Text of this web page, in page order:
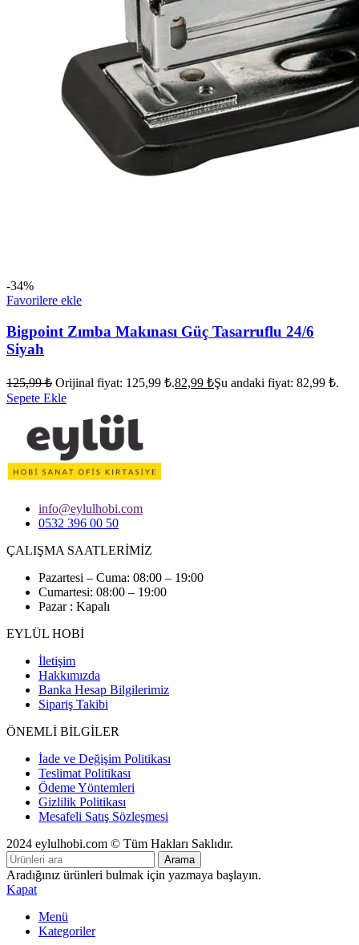
-34%
Favorilere ekle
Bigpoint Zımba Makınası Güç Tasarruflu 24/6
Siyah
125,99₺ Orijinal fiyat: 125,99 ₺.82,99 ₺Şu andaki fiyat: 82,99 ₺.
Sepete Ekle
info@eylulhobi.com
0532 396 00 50
ÇALIŞMA SAATLERİMİZ
Pazartesi – Cuma: 08:00 – 19:00
Cumartesi: 08:00 – 19:00
Pazar : Kapalı
EYLÜL HOBİ
İletişim
Hakkımızda
Banka Hesap Bilgilerimiz
Sipariş Takibi
ÖNEMLİ BİLGİLER
İade ve Değişim Politikası
Teslimat Politikası
Ödeme Yöntemleri
Gizlilik Politikası
Mesafeli Satış Sözleşmesi
2024 eylulhobi.com © Tüm Hakları Saklıdır.
Arama
Aradığınız ürünleri bulmak için yazmaya başlayın.
Kapat
Menü
Kategoriler